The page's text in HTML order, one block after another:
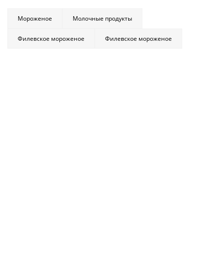
Мороженое Молочные продукты
Филевское мороженое Филевское мороженое